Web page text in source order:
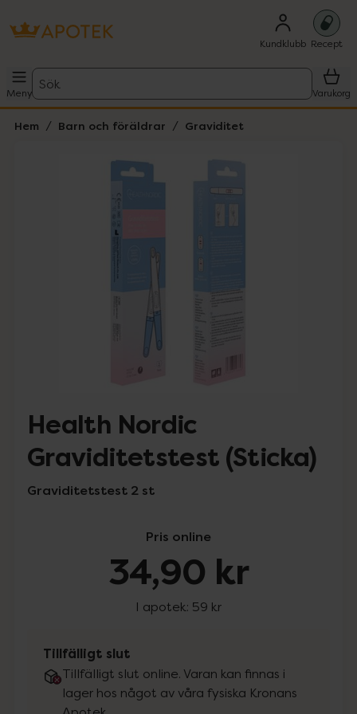
Kundklubb Recept
Meny
Sök
Varukorg
Hem Barn och föräldrar Graviditet
Lista: . Innehåller 1 objekt.
Hoppa över Lista
Health Nordic
Graviditetstest (Sticka)
Graviditetstest 2 st
Pris online
34,90 kr
I apotek: 59 kr
Tillfälligt slut
Tillfälligt slut online. Varan kan finnas i
lager hos något av våra fysiska Kronans